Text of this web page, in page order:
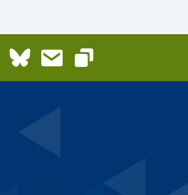
LinkedInBlueskyEmail
Copy link